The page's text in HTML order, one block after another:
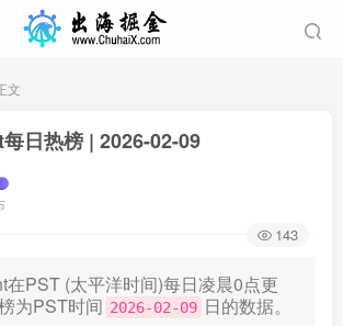
文
日热榜 | 2026-02-09
143
在PST (太平洋时间)每日凌晨0点更
为PST时间 2026-02-09 日的数据。